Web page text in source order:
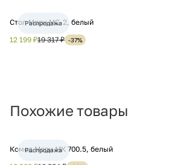
Стол Мори МС-2, белый
12 199 ₽19 317 ₽ -37%
Распродажа
Похожие товары
Комод Мори МК 700.5, белый
Распродажа